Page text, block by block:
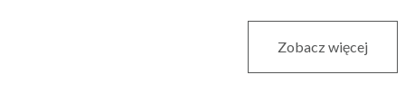
Zobacz więcej